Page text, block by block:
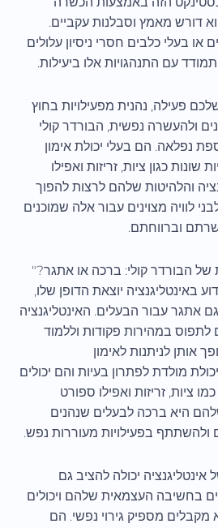
דורש מאמץ וסבלנות עקביים.
בעלי כלבים חסרי ניסיון עלולים
עם התנהגויות אלו ביעילות.
פעילה, נהנית מפעילויות בחוץ
ולהעשרה נפשית, הבורדר קולי
נפלאה. הם בעלי יכולת אימון
שונות כגון ציות, זריזות ואפילו
והלהיטות שלהם לרצות להפוך
לוויה מצוינים עבור אלה שמוכנים
וברווחתם.
של הבורדר קולי: ברכה או אתגר?"
באינטליגנציה יוצאת הדופן שלו,
אתגר עבור הבעלים. האינטליגנציה
במהירות פקודות וללמוד
אותן לניתנות לאימון
מולדת לפתרון בעיות והם יכולים
ציות, זריזות ואפילו ספורט
היא ברכה לבעלים שנהנים
בפעילויות מעוררות נפש.
יכולה להציב גם
בחשיבה העצמאית שלהם ויכולים
מספיק גירוי נפשי. הם